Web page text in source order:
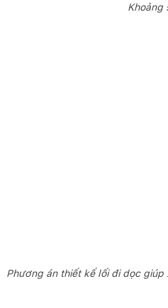
Khoảng
Phương án thiết kế lối đi dọc